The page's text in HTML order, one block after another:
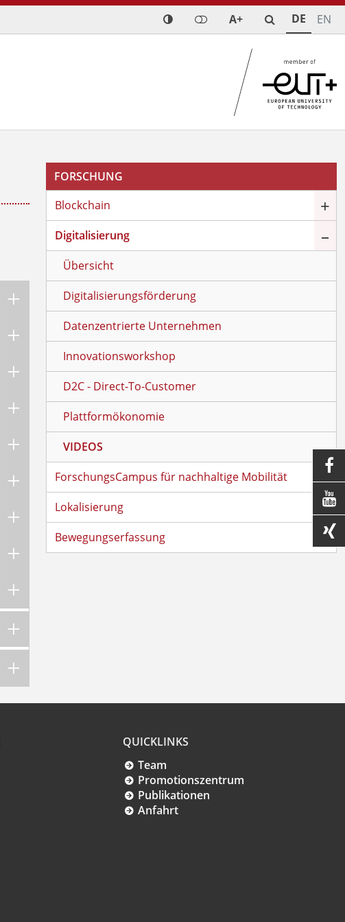
A+ DE EN
FORSCHUNG
Blockchain
+
Digitalisierung
Übersicht
Digitalisierungsförderung
Datenzentrierte Unternehmen
Innovationsworkshop
D2C - Direct-To-Customer
Plattformökonomie
VIDEOS
–
ForschungsCampus für nachhaltige Mobilität
Lokalisierung
Bewegungserfassung
QUICKLINKS
Team
Promotionszentrum
Publikationen
Anfahrt


